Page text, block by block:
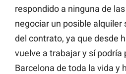
respondido a ninguna de
negociar un posible alquiler
del contrato, ya que desde
vuelve a trabajar y sí podría
Barcelona de toda la vida y